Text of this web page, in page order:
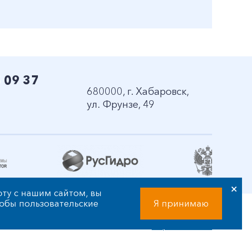
09 37
680000, г. Хабаровск,
ул. Фрунзе, 49
ответственности и праве интеллектуальной собственности
с нашим сайтом, вы
пользовательские
Я принимаю